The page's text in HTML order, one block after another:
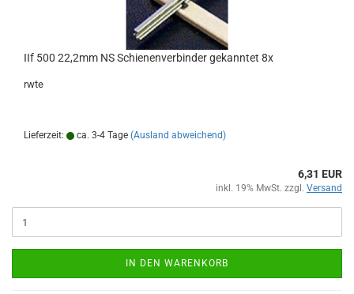
IIf 500 22,2mm NS Schienenverbinder gekanntet 8x
rwte
Lieferzeit: ca. 3-4 Tage (Ausland abweichend)
6,31 EUR
inkl. 19% MwSt. zzgl. Versand
IN DEN WARENKORB